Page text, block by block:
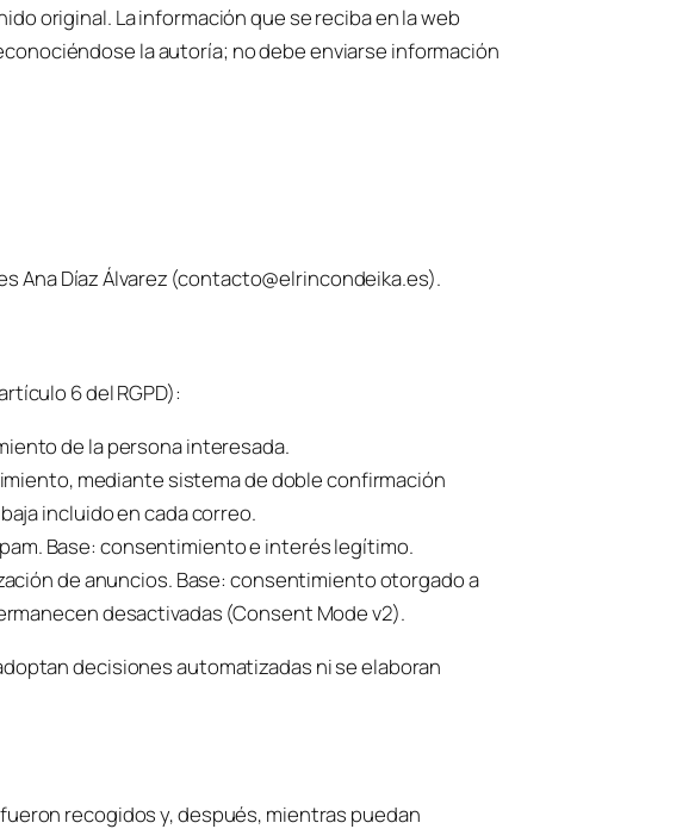
original. La información que se reciba en la web
la autoría; no debe enviarse información
Ana Díaz Álvarez (contacto@elrincondeika.es).
6 del RGPD):
de la persona interesada.
mediante sistema de doble confirmación
incluido en cada correo.
Base: consentimiento e interés legítimo.
de anuncios. Base: consentimiento otorgado a
desactivadas (Consent Mode v2).
decisiones automatizadas ni se elaboran
recogidos y, después, mientras puedan